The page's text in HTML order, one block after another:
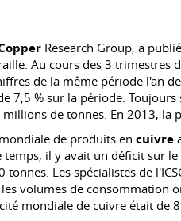
Research Group, a
Au cours des 3 trimestres
de la même période l'an
7,5 % sur la période.
de tonnes. En 2013, la
de produits en cuivre
temps, il y avait un déficit sur
Les spécialistes de
volumes de consommation
mondiale de cuivre était de